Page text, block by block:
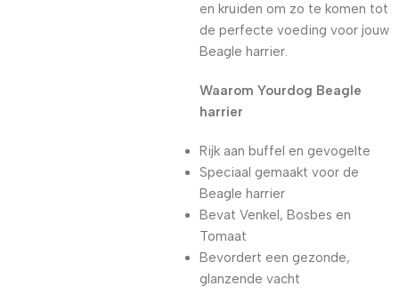
en kruiden om zo te komen tot
de perfecte voeding voor jouw
Beagle harrier.
Waarom Yourdog Beagle
harrier
Rijk aan buffel en gevogelte
Speciaal gemaakt voor de
Beagle harrier
Bevat Venkel, Bosbes en
Tomaat
Bevordert een gezonde,
glanzende vacht